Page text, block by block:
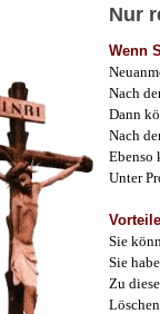
Nur
Wenn
Nach
Dann
Nach
Ebenso
Unter
Sie
Sie
Zu